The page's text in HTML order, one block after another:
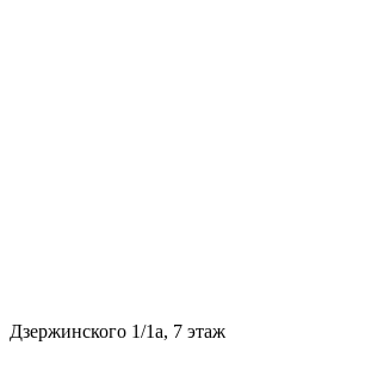
Дзержинского 1/1а, 7 этаж